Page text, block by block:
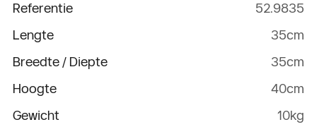
Referentie
52.9835
Lengte
35cm
Breedte / Diepte
35cm
Hoogte
40cm
Gewicht
10kg